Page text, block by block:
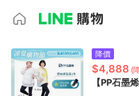
降價
$4,888 (
【PP石墨